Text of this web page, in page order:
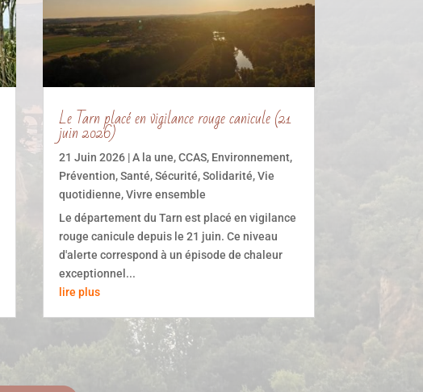
Le Tarn placé en vigilance rouge canicule (21
juin 2026)
21 Juin 2026|A la une,CCAS, Environnement,
Prévention,Santé,Sécurité,Solidarité,Vie
quotidienne,Vivre ensemble
Le département du Tarn est placé en vigilance
rouge canicule depuis le 21 juin. Ce niveau
d'alerte correspond à un épisode de chaleur
exceptionnel...
lire plus